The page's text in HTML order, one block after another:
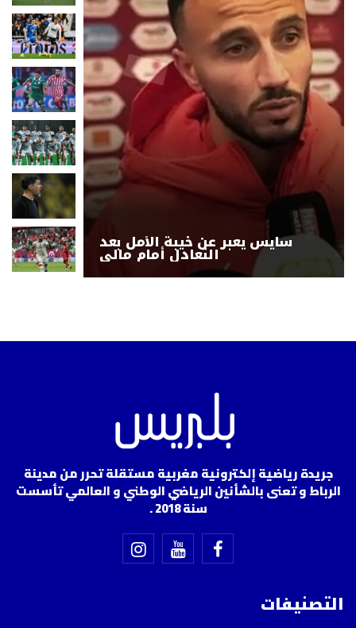
سايس يعبر عن خيبة الأمل بعد
التعادل أمام مالي
جريدة رياضية إلكترونية مغربية مستقلة تحرر من مدينة
الرباط و تعنى بالشأنين الرياضي الوطني و العالمي تأسست
سنة 2018 .
التصنيفات